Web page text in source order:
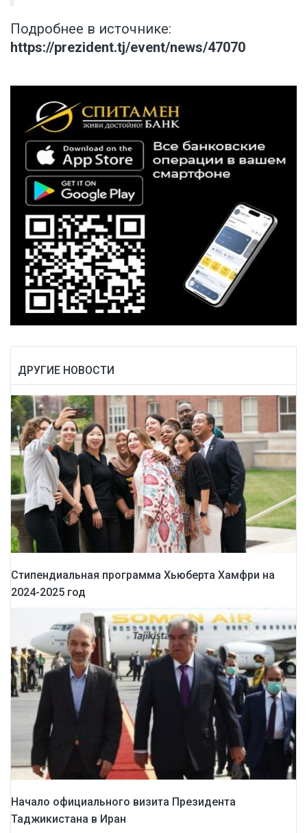
Подробнее в источнике:
https://prezident.tj/event/news/47070
ДРУГИЕ НОВОСТИ
Стипендиальная программа Хьюберта Хамфри на
2024-2025 год
Начало официального визита Президента
Таджикистана в Иран